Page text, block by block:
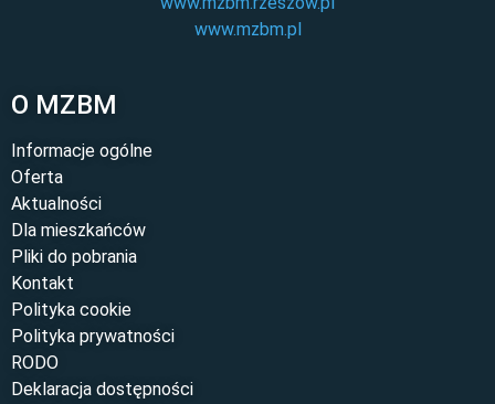
O MZBM
Informacje ogólne
Oferta
Aktualności
Dla mieszkańców
Pliki do pobrania
Kontakt
Polityka cookie
Polityka prywatności
RODO
Deklaracja dostępności
www.mzbm.pl